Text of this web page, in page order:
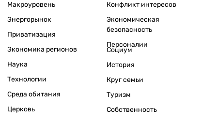
Макроуровень
Энергорынок
Приватизация
Экономика регионов
Конфликт интересов
Экономическая
безопасность
Персоналии
Наука
Технологии
Среда обитания
Церковь
Социум
История
Круг семьи
Туризм
Собственность